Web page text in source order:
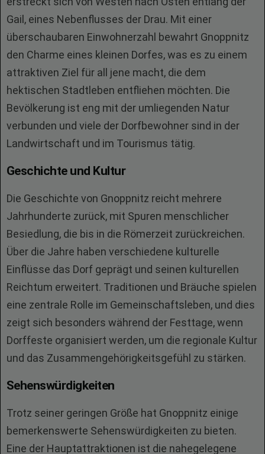
Gail, eines Nebenflusses der Drau. Mit einer
überschaubaren Einwohnerzahl bewahrt Gnoppnitz
den Charme eines kleinen Dorfes, was es zu einem
attraktiven Ziel für all jene macht, die dem
hektischen Stadtleben entfliehen möchten. Die
Bevölkerung ist eng mit der umliegenden Natur
verbunden und viele der Dorfbewohner sind in der
Landwirtschaft und im Tourismus tätig.
Geschichte und Kultur
Die Geschichte von Gnoppnitz reicht mehrere
Jahrhunderte zurück, mit Spuren menschlicher
Besiedlung, die bis in die Römerzeit zurückreichen.
Über die Jahre haben verschiedene kulturelle
Einflüsse das Dorf geprägt und seinen kulturellen
Reichtum erweitert. Traditionen und Bräuche spielen
eine zentrale Rolle im Gemeinschaftsleben, und dies
zeigt sich besonders während der Festtage, wenn
Dorffeste organisiert werden, um die regionale Kultur
und das Zusammengehörigkeitsgefühl zu stärken.
Sehenswürdigkeiten
Trotz seiner geringen Größe hat Gnoppnitz einige
bemerkenswerte Sehenswürdigkeiten zu bieten.
Eine der Hauptattraktionen ist die nahegelegene